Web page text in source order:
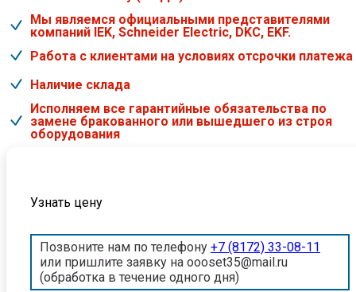
Мы являемся официальными представителями
компаний IEK, Schneider Electric, DKC, EKF.
Работа с клиентами на условиях отсрочки платежа
Наличие склада
Исполняем все гарантийные обязательства по
замене бракованного или вышедшего из строя
оборудования
Узнать цену
Позвоните нам по телефону +7 (8172) 33-08-11
или пришлите заявку на oooset35@mail.ru
(обработка в течение одного дня)